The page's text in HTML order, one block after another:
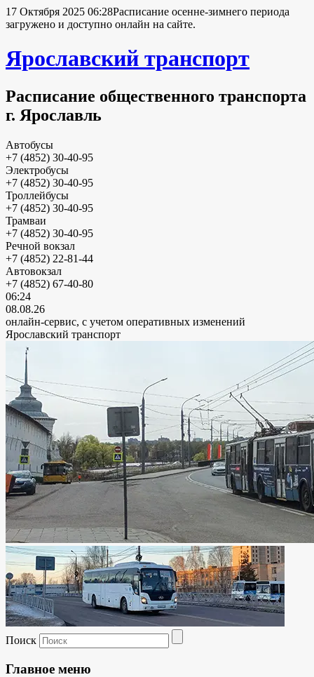
17 Октября 2025 06:28Расписание осенне-зимнего периода
загружено и доступно онлайн на сайте.
Ярославский транспорт
Расписание общественного транспорта
г. Ярославль
Автобусы
+7 (4852) 30-40-95
Электробусы
+7 (4852) 30-40-95
Троллейбусы
+7 (4852) 30-40-95
Трамваи
+7 (4852) 30-40-95
Речной вокзал
+7 (4852) 22-81-44
Автовокзал
+7 (4852) 67-40-80
06:24
08.08.26
онлайн-сервис, с учетом оперативных изменений
Ярославский транспорт
Поиск
Главное меню